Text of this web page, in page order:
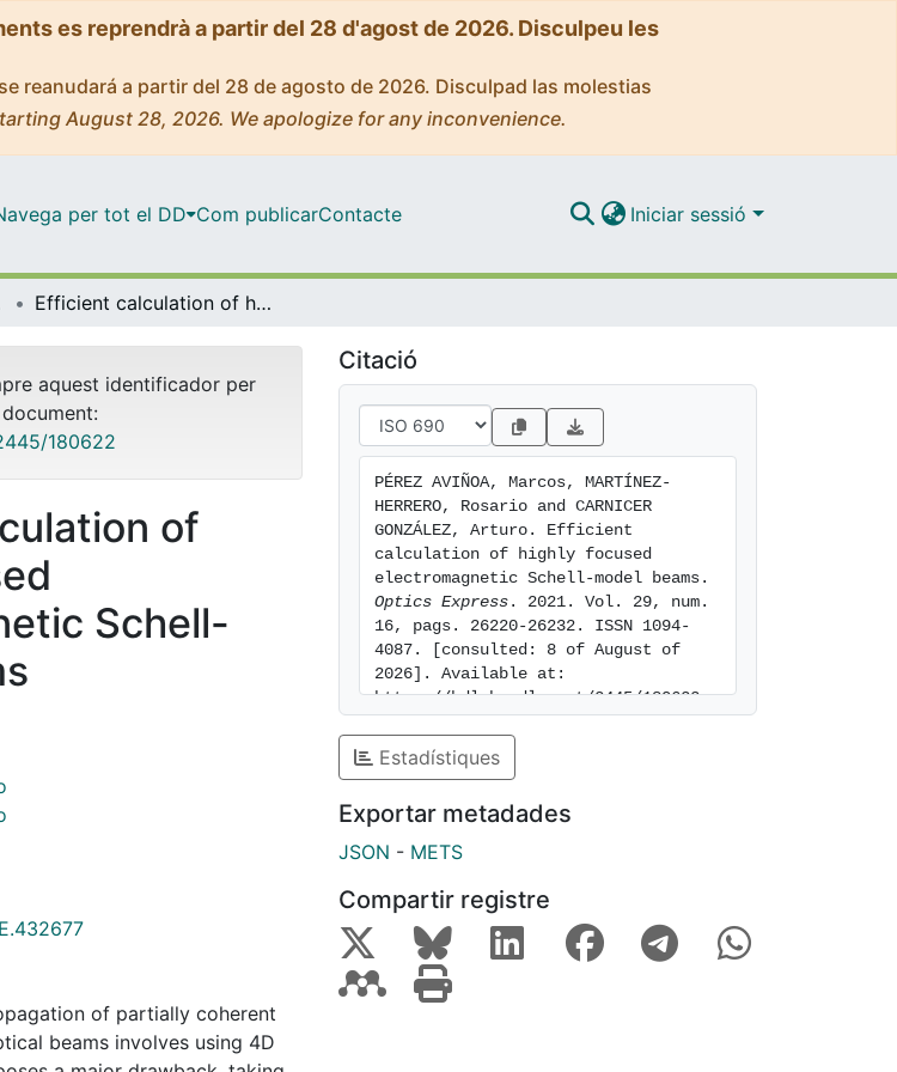
es reprendrà a partir del 28 d'agost de 2026. Disculpeu les
reanudará a partir del 28 de agosto de 2026. Disculpad las molestias
August 28, 2026. We apologize for any inconvenience.
per tot el DD Com publicarContacte Iniciar sessió
Efficient calculation of highly focused electromagnetic Schell-model beams
aquest identificador per
180622
of
Schell-
of partially coherent
beams involves using 4D
Citació
PÉREZ AVIÑOA, Marcos, MARTÍNEZ-
HERRERO, Rosario and CARNICER
GONZÁLEZ, Arturo. Efficient
calculation of highly focused
Optics Express . 2021. Vol. 29, num.
16, pags. 26220-26232. ISSN 1094-
4087. [consulted: 8 of August of
2026]. Available at:
https://hdl.handle.net/2445/180622
Estadístiques
Exportar metadades
JSON - METS
Compartir registre